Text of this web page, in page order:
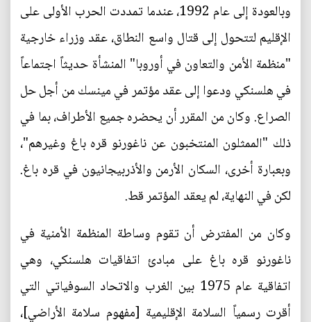
وبالعودة إلى عام 1992، عندما تمددت الحرب الأولى على
الإقليم لتتحول إلى قتال واسع النطاق، عقد وزراء خارجية
"منظمة الأمن والتعاون في أوروبا" المنشأة حديثاً اجتماعاً
في هلسنكي ودعوا إلى عقد مؤتمر في مينسك من أجل حل
الصراع. وكان من المقرر أن يحضره جميع الأطراف، بما في
ذلك "الممثلون المنتخبون عن ناغورنو قره باغ وغيرهم"،
وبعبارة أخرى، السكان الأرمن والأذربيجانيون في قره باغ.
لكن في النهاية، لم يعقد المؤتمر قط.
وكان من المفترض أن تقوم وساطة المنظمة الأمنية في
ناغورنو قره باغ على مبادئ اتفاقيات هلسنكي، وهي
اتفاقية عام 1975 بين الغرب والاتحاد السوفياتي التي
أقرت رسمياً السلامة الإقليمية [مفهوم سلامة الأراضي]،